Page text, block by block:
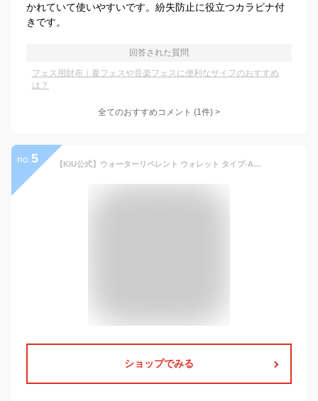
かれていて使いやすいです。紛失防止に役立つカラビナ付
きです。
回答された質問
フェス用財布｜夏フェスや音楽フェスに便利なサイフのおすすめ
は？
全てのおすすめコメント (1件) >
no. 5 【KiU公式】ウォーターリペレント ウォレット タイプ-A《メール便対象》【撥水 防水 ユニセックス ミニ財布 おしゃれ】
ショップでみる